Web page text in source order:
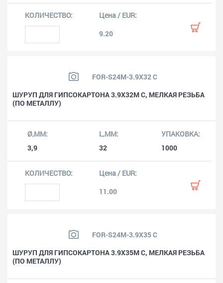
9.20
FOR-S24M-3.9X32 C
ШУРУП ДЛЯ ГИПСОКАРТОНА 3.9X32M C, МЕЛКАЯ РЕЗЬБА
(ПО МЕТАЛЛУ)
3,9 32 1000
11.00
FOR-S24M-3.9X35 C
ШУРУП ДЛЯ ГИПСОКАРТОНА 3.9X35M C, МЕЛКАЯ РЕЗЬБА
(ПО МЕТАЛЛУ)